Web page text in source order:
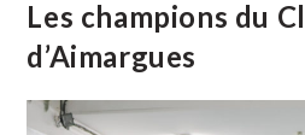
Les champions du
d’Aimargues